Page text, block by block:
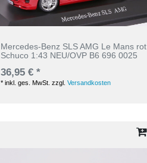
Mercedes-Benz SLS AMG Le Mans rot
Schuco 1:43 NEU/OVP B6 696 0025
36,95 € *
*inkl. ges. MwSt. zzgl.Versandkosten